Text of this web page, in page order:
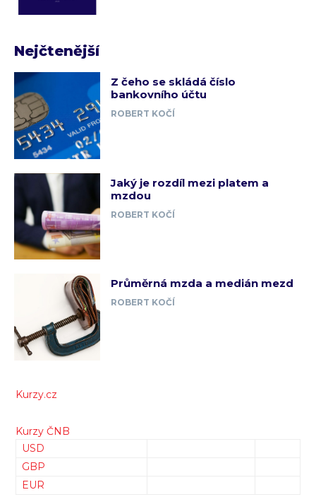
Nejčtenější
Z čeho se skládá číslo
bankovního účtu
ROBERT KOČÍ
Jaký je rozdíl mezi platem a
mzdou
ROBERT KOČÍ
Průměrná mzda a medián mezd
ROBERT KOČÍ
Kurzy.cz
Kurzy ČNB
USD
GBP
EUR